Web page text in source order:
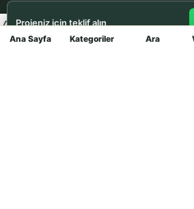
Ana Sayfa Kategoriler Ara
Hizmetler
Uygulama
Projeniz için teklif alın